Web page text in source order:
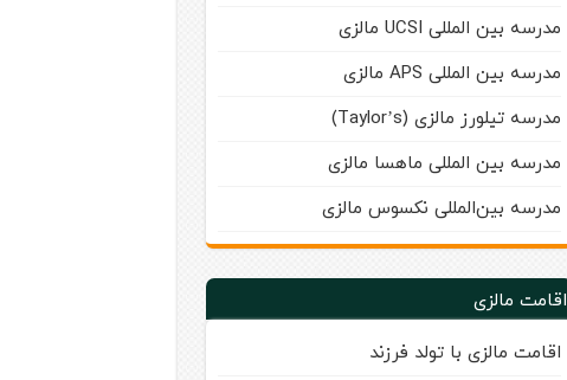
مدرسه بین‌ المللی UCSI مالزی
مدرسه بین‌ المللی APS مالزی
مدرسه تیلورز مالزی (Taylor’s)
مدرسه بین المللی ماهسا مالزی
مدرسه بين‌المللی نكسوس مالزی
اقامت مالزی
اقامت مالزی با تولد فرزند